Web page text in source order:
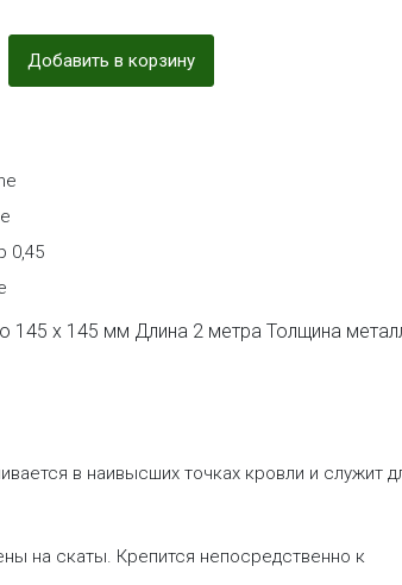
Добавить в корзину
0,45
145 х 145 мм Длина 2 метра Толщина
в наивысших точках кровли и служит
на скаты. Крепится непосредственно к